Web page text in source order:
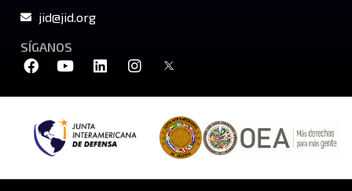
jid@jid.org
SÍGANOS